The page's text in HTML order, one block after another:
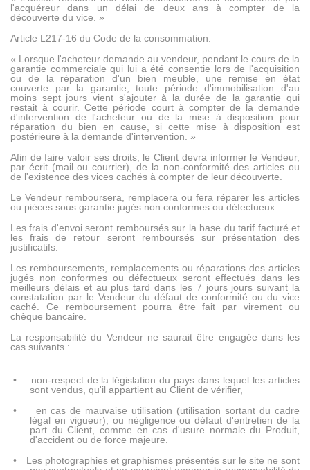
l'acquéreur dans un délai de deux ans à compter de la
découverte du vice. »
Article L217-16 du Code de la consommation.
« Lorsque l'acheteur demande au vendeur, pendant le cours de la
garantie commerciale qui lui a été consentie lors de l'acquisition
ou de la réparation d'un bien meuble, une remise en état
couverte par la garantie, toute période d'immobilisation d'au
moins sept jours vient s'ajouter à la durée de la garantie qui
restait à courir. Cette période court à compter de la demande
d'intervention de l'acheteur ou de la mise à disposition pour
réparation du bien en cause, si cette mise à disposition est
postérieure à la demande d'intervention. »
Afin de faire valoir ses droits, le Client devra informer le Vendeur,
par écrit (mail ou courrier), de la non-conformité des articles ou
de l'existence des vices cachés à compter de leur découverte.
Le Vendeur remboursera, remplacera ou fera réparer les articles
ou pièces sous garantie jugés non conformes ou défectueux.
Les frais d'envoi seront remboursés sur la base du tarif facturé et
les frais de retour seront remboursés sur présentation des
justificatifs.
Les remboursements, remplacements ou réparations des articles
jugés non conformes ou défectueux seront effectués dans les
meilleurs délais et au plus tard dans les 7 jours jours suivant la
constatation par le Vendeur du défaut de conformité ou du vice
caché. Ce remboursement pourra être fait par virement ou
chèque bancaire.
La responsabilité du Vendeur ne saurait être engagée dans les
cas suivants :
•
non-respect de la législation du pays dans lequel les articles
sont vendus, qu'il appartient au Client de vérifier,
•
en cas de mauvaise utilisation (utilisation sortant du cadre
légal en vigueur), ou négligence ou défaut d'entretien de la
part du Client, comme en cas d'usure normale du Produit,
d'accident ou de force majeure.
•
Les photographies et graphismes présentés sur le site ne sont